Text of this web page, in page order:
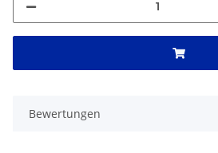
Bewertungen